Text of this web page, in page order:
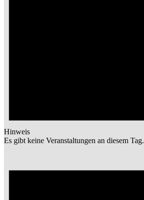
Hinweis
Es gibt keine Veranstaltungen an diesem Tag.